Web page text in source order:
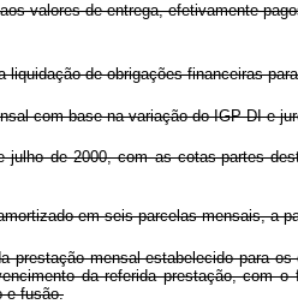
valores de entrega, efetivamente
de obrigações financeiras
com base na variação do IGP-DI e
de 2000, com as cotas-partes
em seis parcelas mensais, a
mensal estabelecido para
da referida prestação, com
e fusão.